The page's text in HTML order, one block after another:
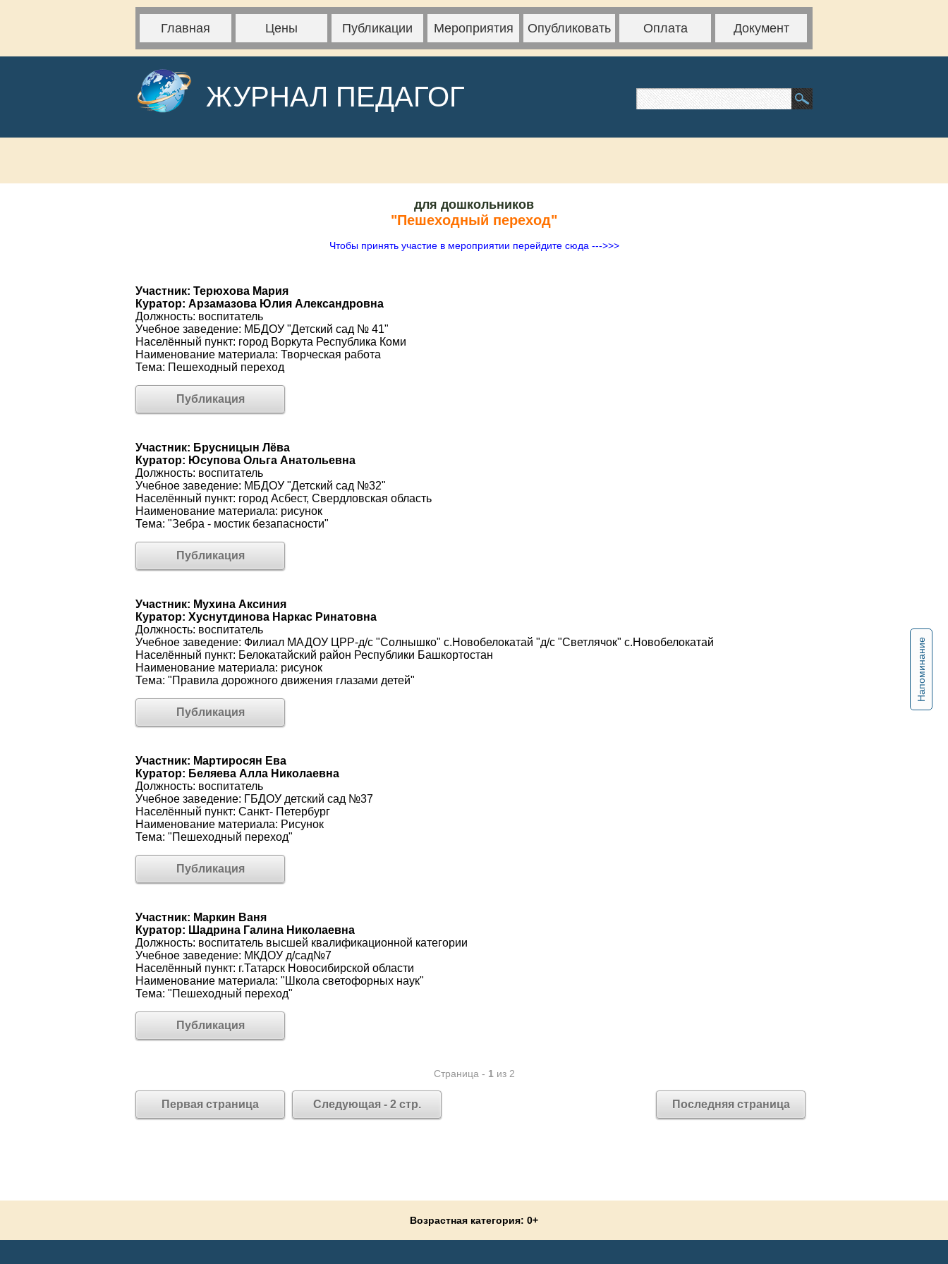
Главная Цены Публикации Мероприятия Опубликовать Оплата Документ
ЖУРНАЛ ПЕДАГОГ
Напоминание
для дошкольников
"Пешеходный переход"
Чтобы принять участие в мероприятии перейдите сюда --->>>
Участник: Терюхова Мария
Куратор: Арзамазова Юлия Александровна
Должность: воспитатель
Учебное заведение: МБДОУ "Детский сад № 41"
Населённый пункт: город Воркута Республика Коми
Наименование материала: Творческая работа
Тема: Пешеходный переход
Публикация
Участник: Брусницын Лёва
Куратор: Юсупова Ольга Анатольевна
Должность: воспитатель
Учебное заведение: МБДОУ "Детский сад №32"
Населённый пункт: город Асбест, Свердловская область
Наименование материала: рисунок
Тема: "Зебра - мостик безапасности"
Публикация
Участник: Мухина Аксиния
Куратор: Хуснутдинова Наркас Ринатовна
Должность: воспитатель
Учебное заведение: Филиал МАДОУ ЦРР-д/с "Солнышко" с.Новобелокатай "д/с "Светлячок" с.Новобелокатай
Населённый пункт: Белокатайский район Республики Башкортостан
Наименование материала: рисунок
Тема: "Правила дорожного движения глазами детей"
Публикация
Участник: Мартиросян Ева
Куратор: Беляева Алла Николаевна
Должность: воспитатель
Учебное заведение: ГБДОУ детский сад №37
Населённый пункт: Санкт- Петербург
Наименование материала: Рисунок
Тема: "Пешеходный переход"
Публикация
Участник: Маркин Ваня
Куратор: Шадрина Галина Николаевна
Должность: воспитатель высшей квалификационной категории
Учебное заведение: МКДОУ д/сад№7
Населённый пункт: г.Татарск Новосибирской области
Наименование материала: "Школа светофорных наук"
Тема: "Пешеходный переход"
Публикация
Страница - 1 из 2
Первая страница Последняя страница
Следующая - 2 стр.
Возрастная категория: 0+